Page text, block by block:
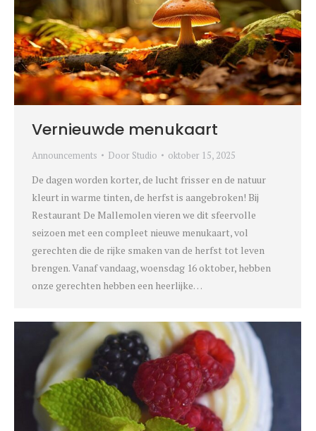
Vernieuwde menukaart
Announcements Door Studio oktober 15, 2025
De dagen worden korter, de lucht frisser en de natuur
kleurt in warme tinten, de herfst is aangebroken! Bij
Restaurant De Mallemolen vieren we dit sfeervolle
seizoen met een compleet nieuwe menukaart, vol
gerechten die de rijke smaken van de herfst tot leven
brengen. Vanaf vandaag, woensdag 16 oktober, hebben
onze gerechten hebben een heerlijke…